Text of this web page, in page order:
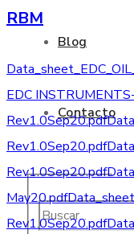
Blog
Contacto
RBM
EDC
Rev1.0Sep20.pdf
Rev1.0Sep20.pdf
Rev1.0Sep20.pdf
May20.pdf
Rev1.0Sep20.pdf